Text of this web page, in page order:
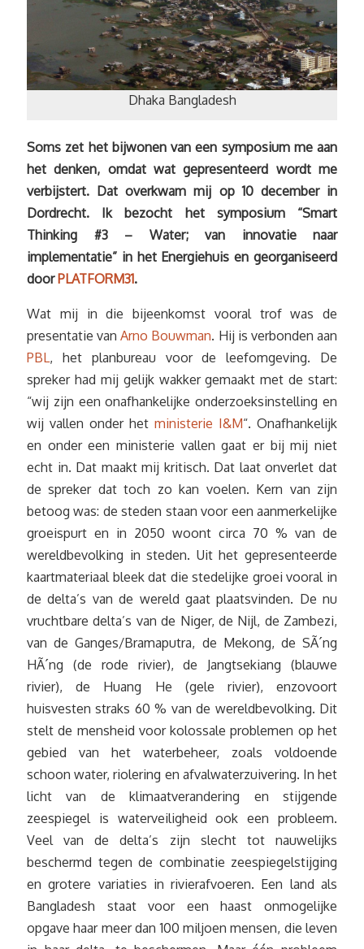
Dhaka Bangladesh
Soms zet het bijwonen van een symposium me aan
het denken, omdat wat gepresenteerd wordt me
verbijstert. Dat overkwam mij op 10 december in
Dordrecht. Ik bezocht het symposium “Smart
Thinking #3 – Water; van innovatie naar
implementatie” in het Energiehuis en georganiseerd
doorPLATFORM31.
Wat mij in die bijeenkomst vooral trof was de
presentatie vanArno Bouwman. Hij is verbonden aan
PBL, het planbureau voor de leefomgeving. De
spreker had mij gelijk wakker gemaakt met de start:
“wij zijn een onafhankelijke onderzoeksinstelling en
wij vallen onder het ministerie I&M“. Onafhankelijk
en onder een ministerie vallen gaat er bij mij niet
echt in. Dat maakt mij kritisch. Dat laat onverlet dat
de spreker dat toch zo kan voelen. Kern van zijn
betoog was: de steden staan voor een aanmerkelijke
groeispurt en in 2050 woont circa 70 % van de
wereldbevolking in steden. Uit het gepresenteerde
kaartmateriaal bleek dat die stedelijke groei vooral in
de delta’s van de wereld gaat plaatsvinden. De nu
vruchtbare delta’s van de Niger, de Nijl, de Zambezi,
van de Ganges/Bramaputra, de Mekong, de SÃ´ng
HÃ´ng (de rode rivier), de Jangtsekiang (blauwe
rivier), de Huang He (gele rivier), enzovoort
huisvesten straks 60 % van de wereldbevolking. Dit
stelt de mensheid voor kolossale problemen op het
gebied van het waterbeheer, zoals voldoende
schoon water, riolering en afvalwaterzuivering. In het
licht van de klimaatverandering en stijgende
zeespiegel is waterveiligheid ook een probleem.
Veel van de delta’s zijn slecht tot nauwelijks
beschermd tegen de combinatie zeespiegelstijging
en grotere variaties in rivierafvoeren. Een land als
Bangladesh staat voor een haast onmogelijke
opgave haar meer dan 100 miljoen mensen, die leven